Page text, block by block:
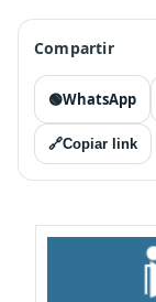
Compartir
🟢WhatsApp
🔗Copiar link